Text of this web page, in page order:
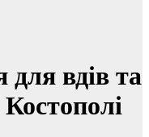
для вдів та
Костополі